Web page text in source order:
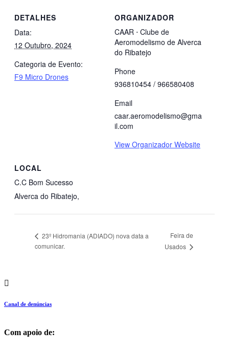
DETALHES
Data:
12 Outubro, 2024
Categoria de Evento:
F9 Micro Drones
LOCAL
C.C Bom Sucesso
Alverca do Ribatejo,
ORGANIZADOR
CAAR ⋅ Clube de
Aeromodelismo de Alverca
do Ribatejo
Phone
936810454 / 966580408
Email
caar.aeromodelismo@gma
il.com
View Organizador Website
23º Hidromania (ADIADO) nova data a
comunicar.
Feira de
Usados
Canal de denúncias
Com apoio de: